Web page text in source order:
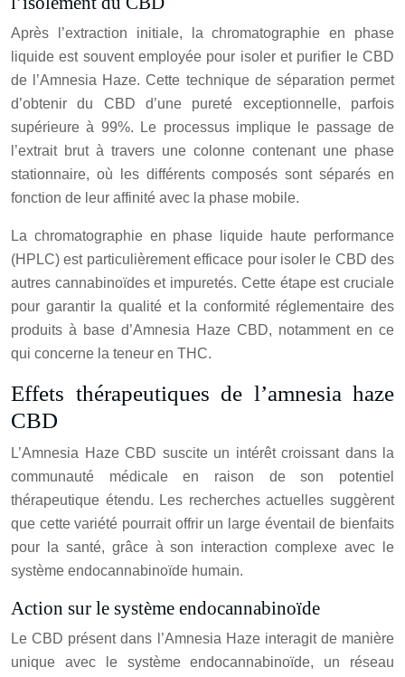
Après l’extraction initiale, la chromatographie en phase
liquide est souvent employée pour isoler et purifier le CBD
de l’Amnesia Haze. Cette technique de séparation permet
d’obtenir du CBD d’une pureté exceptionnelle, parfois
supérieure à 99%. Le processus implique le passage de
l’extrait brut à travers une colonne contenant une phase
stationnaire, où les différents composés sont séparés en
fonction de leur affinité avec la phase mobile.
La chromatographie en phase liquide haute performance
(HPLC) est particulièrement efficace pour isoler le CBD des
autres cannabinoïdes et impuretés. Cette étape est cruciale
pour garantir la qualité et la conformité réglementaire des
produits à base d’Amnesia Haze CBD, notamment en ce
qui concerne la teneur en THC.
Effets thérapeutiques de l’amnesia haze
CBD
L’Amnesia Haze CBD suscite un intérêt croissant dans la
communauté médicale en raison de son potentiel
thérapeutique étendu. Les recherches actuelles suggèrent
que cette variété pourrait offrir un large éventail de bienfaits
pour la santé, grâce à son interaction complexe avec le
système endocannabinoïde humain.
Action sur le système endocannabinoïde
Le CBD présent dans l’Amnesia Haze interagit de manière
unique avec le système endocannabinoïde, un réseau